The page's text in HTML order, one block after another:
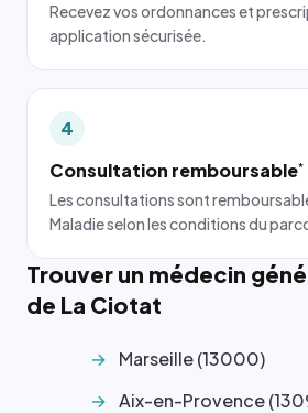
Recevez vos ordonnances et
application sécurisée.
4
Consultation remboursable*
Les consultations sont
Maladie selon les conditions du
Trouver un médecin
de La Ciotat
Marseille (13000)
Aix-en-Provence